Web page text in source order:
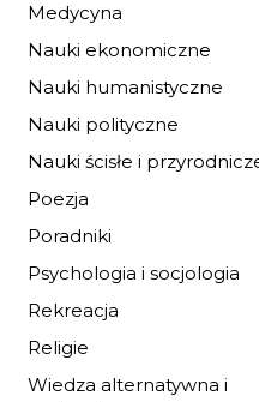
Medycyna
Nauki ekonomiczne
Nauki humanistyczne
Nauki polityczne
Nauki ścisłe i
Poezja
Poradniki
Psychologia i socjologia
Rekreacja
Religie
Wiedza alternatywna i